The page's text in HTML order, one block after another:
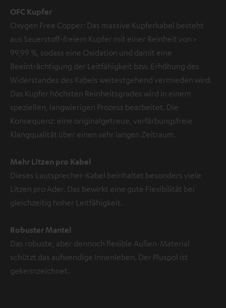
OFC Kupfer
Oxygen Free Copper: Das massive Kupferkabel besteht
aus Sauerstoff-freiem Kupfer mit einer Reinheit von >
99,99 %, sodass eine Oxidation und damit eine
Beeinträchtigung der Leitfähigkeit bzw. Erhöhung des
Widerstandes des Kabels weitestgehend vermieden wird.
Das Kupfer höchsten Reinheitsgrades wird in einem
speziellen, langwierigen Prozess bearbeitet. Die
Konsequenz: eine originalgetreue, verfärbungsfreie
Klangqualität über einen sehr langen Zeitraum.
Mehr Litzen pro Kabel
Dieses Lautsprecher-Kabel beinhaltet besonders viele
Litzen pro Ader. Das bewirkt eine gute Flexibilität bei
gleichzeitig hoher Leitfähigkeit.
Robuster Mantel
Das robuste, aber dennoch flexible Außen-Material
schützt das aufwendige Innenleben. Der Pluspol ist
gekennzeichnet.